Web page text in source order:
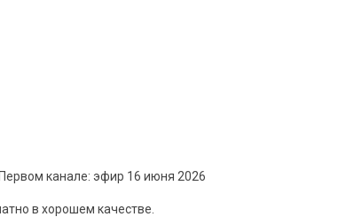
канале: эфир 16 июня 2026
в хорошем качестве.